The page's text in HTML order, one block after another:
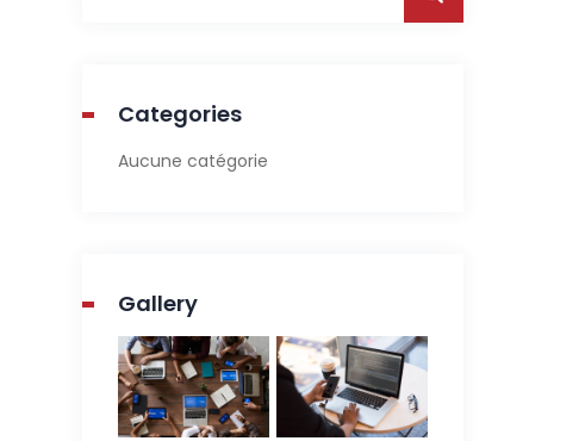
Categories
Aucune catégorie
Gallery